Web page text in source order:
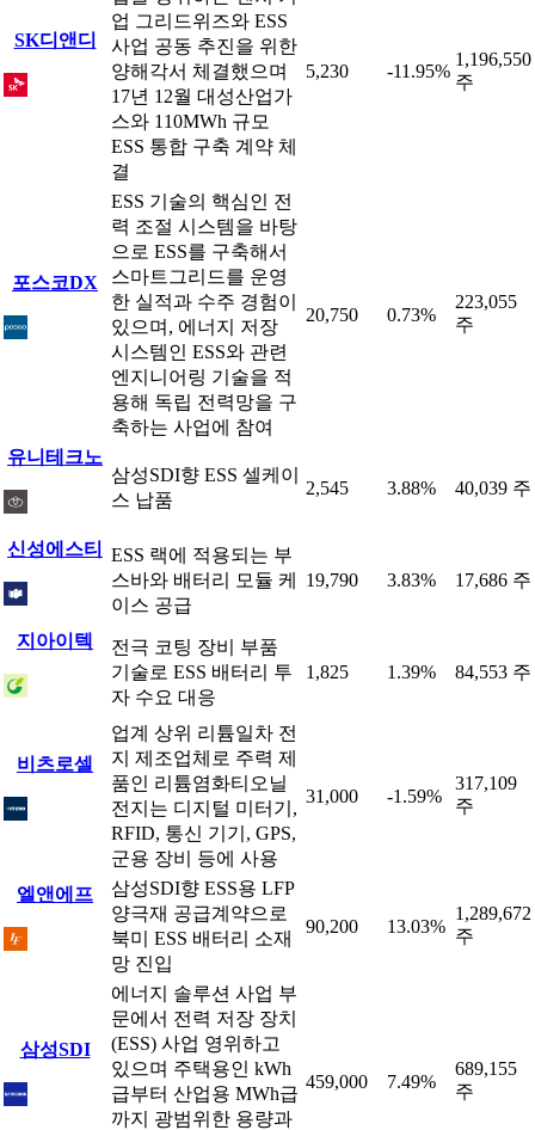
SK디앤디
업 그리드위즈와 ESS
사업 공동 추진을 위한
양해각서 체결했으며
17년 12월 대성산업가
스와 110MWh 규모
ESS 통합 구축 계약 체
결
5,230 -11.95%
1,196,550
주
포스코DX
ESS 기술의 핵심인 전
력 조절 시스템을 바탕
으로 ESS를 구축해서
스마트그리드를 운영
한 실적과 수주 경험이
있으며, 에너지 저장
시스템인 ESS와 관련
엔지니어링 기술을 적
용해 독립 전력망을 구
축하는 사업에 참여
20,750 0.73%
223,055
주
유니테크노
삼성SDI향 ESS 셀케이
스 납품
2,545 3.88% 40,039 주
신성에스티
ESS 랙에 적용되는 부
스바와 배터리 모듈 케
이스 공급
19,790 3.83% 17,686 주
지아이텍
전극 코팅 장비 부품
기술로 ESS 배터리 투
자 수요 대응
1,825 1.39% 84,553 주
비츠로셀
업계 상위 리튬일차 전
지 제조업체로 주력 제
품인 리튬염화티오닐
전지는 디지털 미터기,
RFID, 통신 기기, GPS,
군용 장비 등에 사용
31,000 -1.59%
317,109
주
엘앤에프
삼성SDI향 ESS용 LFP
양극재 공급계약으로
북미 ESS 배터리 소재
망 진입
90,200 13.03%
1,289,672
주
삼성SDI
에너지 솔루션 사업 부
문에서 전력 저장 장치
(ESS) 사업 영위하고
있으며 주택용인 kWh
급부터 산업용 MWh급
까지 광범위한 용량과
459,000 7.49%
689,155
주